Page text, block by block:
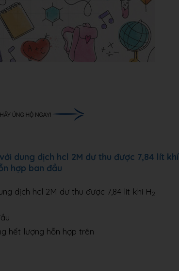
dung dịch hcl 2M dư thu được 7,84 lít khí
hợp ban đầu
dịch hcl 2M dư thu được 7,84 lít khí H2
hết lượng hỗn hợp trên